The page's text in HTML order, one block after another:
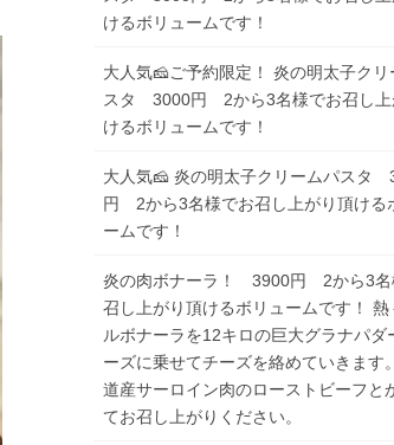
けるボリュームです！
大人気🧀ご予約限定！ 炎の明太子クリ
スタ 3000円 2から3名様でお召し上
けるボリュームです！
大人気🧀 炎の明太子クリームパスタ
円 2から3名様でお召し上がり頂ける
ームです！
炎の肉ボナーラ！ 3900円 2から3名
召し上がり頂けるボリュームです！ 熱
ルボナーラを12キロの巨大グラナパダ
ーズに乗せてチーズを絡めていきます
道産サーロイン肉のローストビーフと
てお召し上がりください。